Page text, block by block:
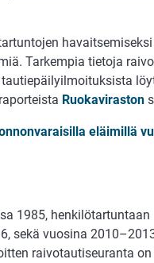
Tarkempia tietoja
Ruokaviraston
eläimillä
1985, henkilötartuntaan
sekä vuosina
raivotautiseuranta